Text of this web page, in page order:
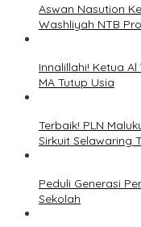
Aswan Nasution
Washliyah NTB
Innalillahi! Ketua Al
MA Tutup Usia
Terbaik! PLN
Sirkuit Selawaring
Peduli Generasi
Sekolah